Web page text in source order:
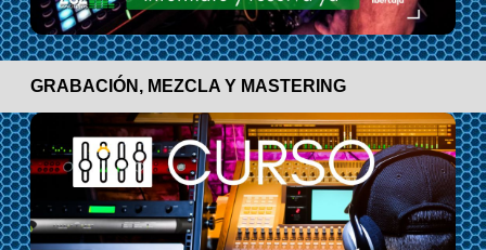
GRABACIÓN, MEZCLA Y MASTERING